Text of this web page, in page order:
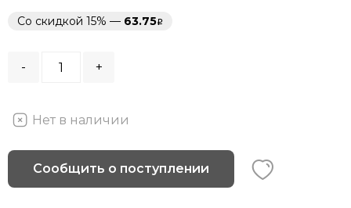
Со скидкой 15% — 63.75
- +
Нет в наличии
Сообщить о поступлении